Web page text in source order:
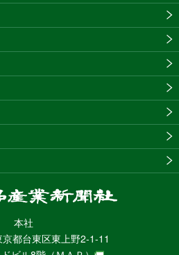
食
産
業
本社
都台東区東上野2-1-11